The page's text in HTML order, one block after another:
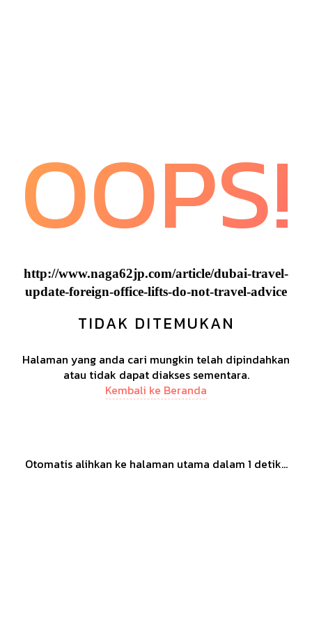
OOPS!
http://www.naga62jp.com/article/dubai-travel-
update-foreign-office-lifts-do-not-travel-advice
TIDAK DITEMUKAN
Halaman yang anda cari mungkin telah dipindahkan
atau tidak dapat diakses sementara.
Kembali ke Beranda
Otomatis alihkan ke halaman utama dalam 1 detik...